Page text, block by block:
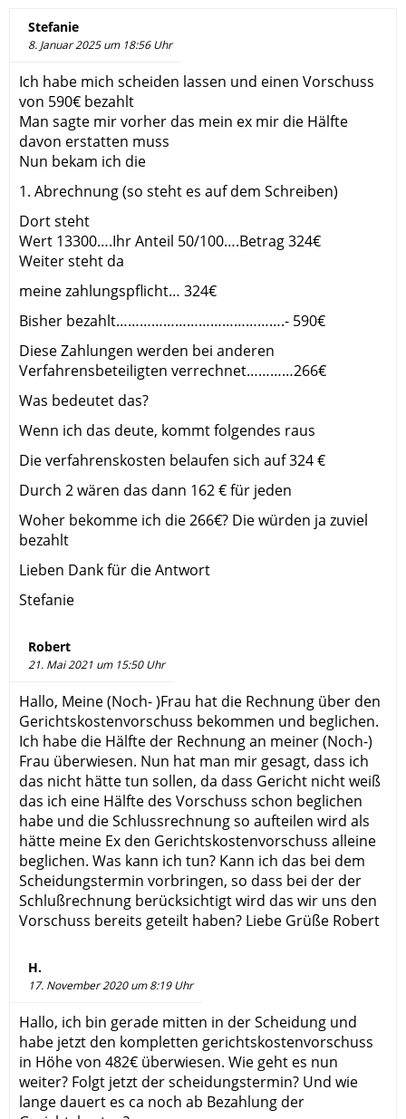
Stefanie
8. Januar 2025 um 18:56 Uhr
Ich habe mich scheiden lassen und einen Vorschuss
von 590€ bezahlt
Man sagte mir vorher das mein ex mir die Hälfte
davon erstatten muss
Nun bekam ich die
1. Abrechnung (so steht es auf dem Schreiben)
Dort steht
Wert 13300….Ihr Anteil 50/100….Betrag 324€
Weiter steht da
meine zahlungspflicht… 324€
Bisher bezahlt…………………………………….- 590€
Diese Zahlungen werden bei anderen
Verfahrensbeteiligten verrechnet…………266€
Was bedeutet das?
Wenn ich das deute, kommt folgendes raus
Die verfahrenskosten belaufen sich auf 324 €
Durch 2 wären das dann 162 € für jeden
Woher bekomme ich die 266€? Die würden ja zuviel
bezahlt
Lieben Dank für die Antwort
Stefanie
Robert
21. Mai 2021 um 15:50 Uhr
Hallo, Meine (Noch- )Frau hat die Rechnung über den
Gerichtskostenvorschuss bekommen und beglichen.
Ich habe die Hälfte der Rechnung an meiner (Noch-)
Frau überwiesen. Nun hat man mir gesagt, dass ich
das nicht hätte tun sollen, da dass Gericht nicht weiß
das ich eine Hälfte des Vorschuss schon beglichen
habe und die Schlussrechnung so aufteilen wird als
hätte meine Ex den Gerichtskostenvorschuss alleine
beglichen. Was kann ich tun? Kann ich das bei dem
Scheidungstermin vorbringen, so dass bei der der
Schlußrechnung berücksichtigt wird das wir uns den
Vorschuss bereits geteilt haben? Liebe Grüße Robert
H.
17. November 2020 um 8:19 Uhr
Hallo, ich bin gerade mitten in der Scheidung und
habe jetzt den kompletten gerichtskostenvorschuss
in Höhe von 482€ überwiesen. Wie geht es nun
weiter? Folgt jetzt der scheidungstermin? Und wie
lange dauert es ca noch ab Bezahlung der